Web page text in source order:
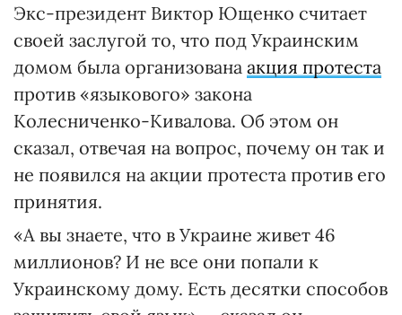
Экс-президент Виктор Ющенко считает
своей заслугой то, что под Украинским
домом была организована акция протеста
против «языкового» закона
Колесниченко-Кивалова. Об этом он
сказал, отвечая на вопрос, почему он так и
не появился на акции протеста против его
принятия.
«А вы знаете, что в Украине живет 46
миллионов? И не все они попали к
Украинскому дому. Есть десятки способов